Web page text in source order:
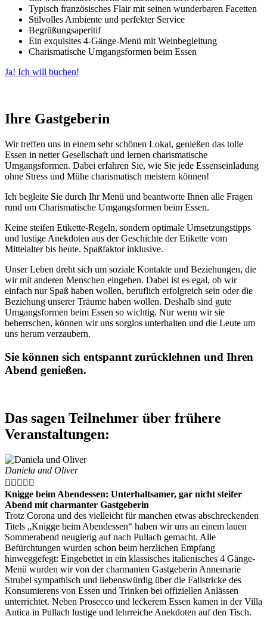
Typisch französisches Flair mit seinen wunderbaren Facetten
Stilvolles Ambiente und perfekter Service
Begrüßungsaperitif
Ein exquisites 4-Gänge-Menü mit Weinbegleitung
Charismatische Umgangsformen beim Essen
Ja! Ich will buchen!
Ihre Gastgeberin
Wir treffen uns in einem sehr schönen Lokal, genießen das tolle
Essen in netter Gesellschaft und lernen charismatische
Umgangsformen. Dabei erfahren Sie, wie Sie jede Essenseinladung
ohne Stress und Mühe charismatisch meistern können!
Ich begleite Sie durch Ihr Menü und beantworte Ihnen alle Fragen
rund um Charismatische Umgangsformen beim Essen.
Keine steifen Etikette-Regeln, sondern optimale Umsetzungstipps
und lustige Anekdoten aus der Geschichte der Etikette vom
Mittelalter bis heute. Spaßfaktor inklusive.
Unser Leben dreht sich um soziale Kontakte und Beziehungen, die
wir mit anderen Menschen eingehen. Dabei ist es egal, ob wir
einfach nur Spaß haben wollen, beruflich erfolgreich sein oder die
Beziehung unserer Träume haben wollen. Deshalb sind gute
Umgangsformen beim Essen so wichtig. Nur wenn wir sie
beherrschen, können wir uns sorglos unterhalten und die Leute um
uns herum verzaubern.
Sie können sich entspannt zurücklehnen und Ihren
Abend genießen.
Das sagen Teilnehmer über frühere
Veranstaltungen:
Daniela und Oliver
    
Knigge beim Abendessen: Unterhaltsamer, gar nicht steifer
Abend mit charmanter Gastgeberin
Trotz Corona und des vielleicht für manchen etwas abschreckenden
Titels „Knigge beim Abendessen“ haben wir uns an einem lauen
Sommerabend neugierig auf nach Pullach gemacht. Alle
Befürchtungen wurden schon beim herzlichen Empfang
hinweggefegt: Eingebettet in ein klassisches italienisches 4 Gänge-
Menü wurden wir von der charmanten Gastgeberin Annemarie
Strubel sympathisch und liebenswürdig über die Fallstricke des
Konsumierens von Essen und Trinken bei offiziellen Anlässen
unterrichtet. Neben Prosecco und leckerem Essen kamen in der Villa
Antica in Pullach lustige und lehrreiche Anekdoten auf den Tisch.